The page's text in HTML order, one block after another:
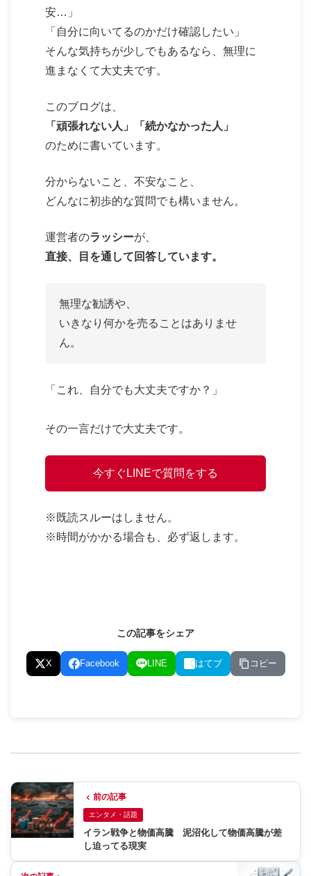
安…」
「自分に向いてるのかだけ確認したい」
そんな気持ちが少しでもあるなら、無理に
進まなくて大丈夫です。
このブログは、
「頑張れない人」「続かなかった人」
のために書いています。
分からないこと、不安なこと、
どんなに初歩的な質問でも構いません。
運営者のラッシーが、
直接、目を通して回答しています。
無理な勧誘や、
いきなり何かを売ることはありませ
ん。
「これ、自分でも大丈夫ですか？」
その一言だけで大丈夫です。
今すぐLINEで質問をする
※既読スルーはしません。
※時間がかかる場合も、必ず返します。
この記事をシェア
X Facebook LINE はてブ コピー
前の記事
エンタメ・話題
イラン戦争と物価高騰 泥沼化して物価高騰が差
し迫ってる現実